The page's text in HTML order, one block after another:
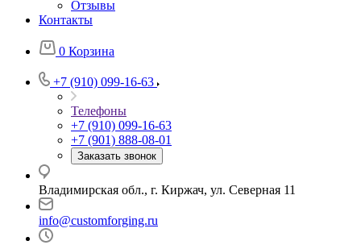
Отзывы
Контакты
0 Корзина
+7 (910) 099-16-63
Телефоны
+7 (910) 099-16-63
+7 (901) 888-08-01
Заказать звонок
Владимирская обл., г. Киржач, ул. Северная 11
info@customforging.ru